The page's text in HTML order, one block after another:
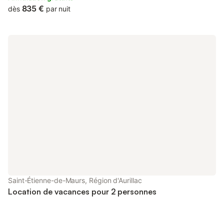
somptueux.
dès 835 € par nuit
Saint-Étienne-de-Maurs, Région d'Aurillac
Location de vacances pour 2 personnes